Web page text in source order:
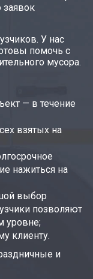
заявок
У нас
помочь с
мусора.
— в течение
взятых на
нажиться на
выбор
позволяют
уровне;
клиенту.
и